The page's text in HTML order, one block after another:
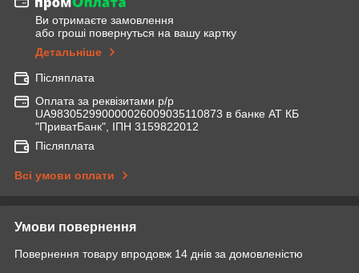
Ви отримаєте замовлення
або гроші повернуться на вашу картку
Детальніше
Післяплата
Оплата за реквізитами р/р
UA983052990000026009035110873 в банке АТ КБ
"ПриватБанк", ІПН 3159822012
Післяплата
Всі умови оплати
Умови повернення
Повернення товару впродовж 14 днів за домовленістю